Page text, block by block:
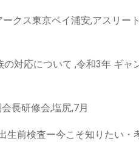
ークス東京ベイ浦安,アスリー
対応について ,令和3年 ギャ
長研修会,塩尻,7月
前検査ー今こそ知りたい・